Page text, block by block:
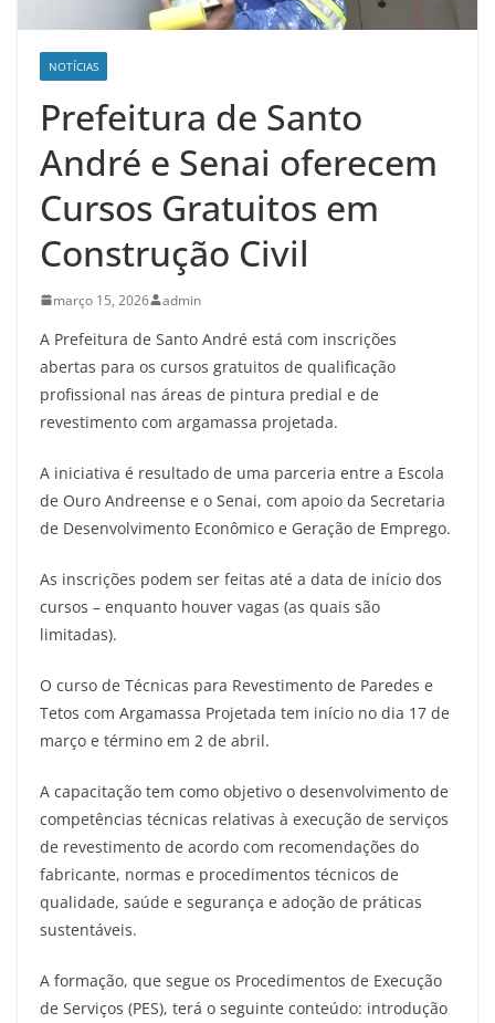
NOTÍCIAS
Prefeitura de Santo
André e Senai oferecem
Cursos Gratuitos em
Construção Civil
março 15, 2026 admin
A Prefeitura de Santo André está com inscrições
abertas para os cursos gratuitos de qualificação
profissional nas áreas de pintura predial e de
revestimento com argamassa projetada.
A iniciativa é resultado de uma parceria entre a Escola
de Ouro Andreense e o Senai, com apoio da Secretaria
de Desenvolvimento Econômico e Geração de Emprego.
As inscrições podem ser feitas até a data de início dos
cursos – enquanto houver vagas (as quais são
limitadas).
O curso de Técnicas para Revestimento de Paredes e
Tetos com Argamassa Projetada tem início no dia 17 de
março e término em 2 de abril.
A capacitação tem como objetivo o desenvolvimento de
competências técnicas relativas à execução de serviços
de revestimento de acordo com recomendações do
fabricante, normas e procedimentos técnicos de
qualidade, saúde e segurança e adoção de práticas
sustentáveis.
A formação, que segue os Procedimentos de Execução
de Serviços (PES), terá o seguinte conteúdo: introdução